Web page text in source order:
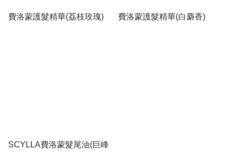
費洛蒙護髮精華(荔枝玫瑰) 費洛蒙護髮精華(白麝香)
SCYLLA費洛蒙髮尾油(巨峰